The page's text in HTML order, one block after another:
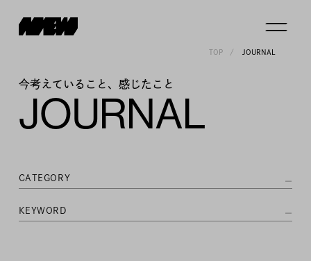
TOP JOURNAL
今考えていること、感じたこと
JOURNAL
CATEGORY
KEYWORD